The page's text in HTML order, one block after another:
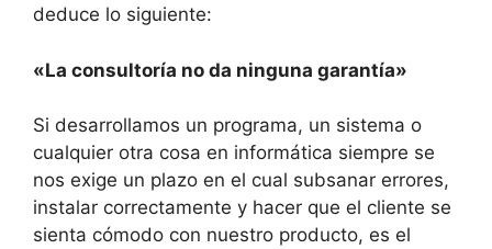
deduce lo siguiente:
«La consultoría no da ninguna garantía»
Si desarrollamos un programa, un sistema o
cualquier otra cosa en informática siempre se
nos exige un plazo en el cual subsanar errores,
instalar correctamente y hacer que el cliente se
sienta cómodo con nuestro producto, es el